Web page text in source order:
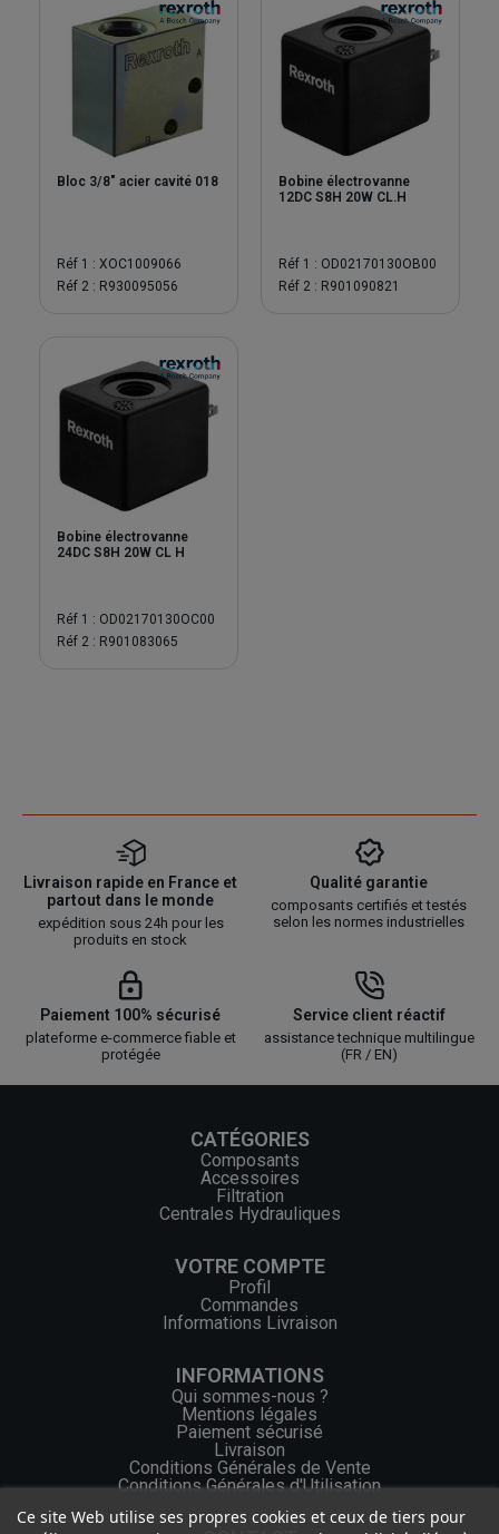
Bloc 3/8" acier cavité 018
Réf 1 : XOC1009066
Réf 2 : R930095056
Bobine électrovanne
12DC S8H 20W CL.H
Réf 1 : OD02170130OB00
Réf 2 : R901090821
Bobine électrovanne
24DC S8H 20W CL H
Réf 1 : OD02170130OC00
Réf 2 : R901083065
Livraison rapide en France et
partout dans le monde
expédition sous 24h pour les
produits en stock
Qualité garantie
composants certifiés et testés
selon les normes industrielles
Paiement 100% sécurisé
plateforme e-commerce fiable et
protégée
Service client réactif
assistance technique multilingue
(FR / EN)
CATÉGORIES
Composants
Accessoires
Filtration
Centrales Hydrauliques
VOTRE COMPTE
Profil
Commandes
Informations Livraison
INFORMATIONS
Qui sommes-nous ?
Mentions légales
Paiement sécurisé
Livraison
Conditions Générales de Vente
Conditions Générales d'Utilisation
Ce site Web utilise ses propres cookies et ceux de tiers pour